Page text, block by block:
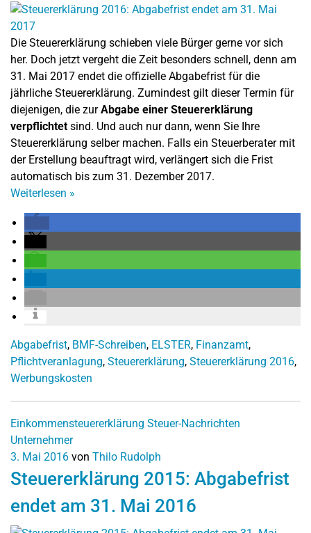
Die Steuererklärung schieben viele Bürger gerne vor sich
her. Doch jetzt vergeht die Zeit besonders schnell, denn am
31. Mai 2017 endet die offizielle Abgabefrist für die
jährliche Steuererklärung. Zumindest gilt dieser Termin für
diejenigen, die zurAbgabe einer Steuererklärung
verpflichtetsind. Und auch nur dann, wenn Sie Ihre
Steuererklärung selber machen. Falls ein Steuerberater mit
der Erstellung beauftragt wird, verlängert sich die Frist
automatisch bis zum 31. Dezember 2017.
Weiterlesen »
Abgabefrist, BMF-Schreiben, ELSTER, Finanzamt,
Pflichtveranlagung, Steuererklärung, Steuererklärung 2016,
Werbungskosten
Einkommensteuererklärung Steuer-Nachrichten
Unternehmer
3. Mai 2016 von Thilo Rudolph
Steuererklärung 2015: Abgabefrist
endet am 31. Mai 2016